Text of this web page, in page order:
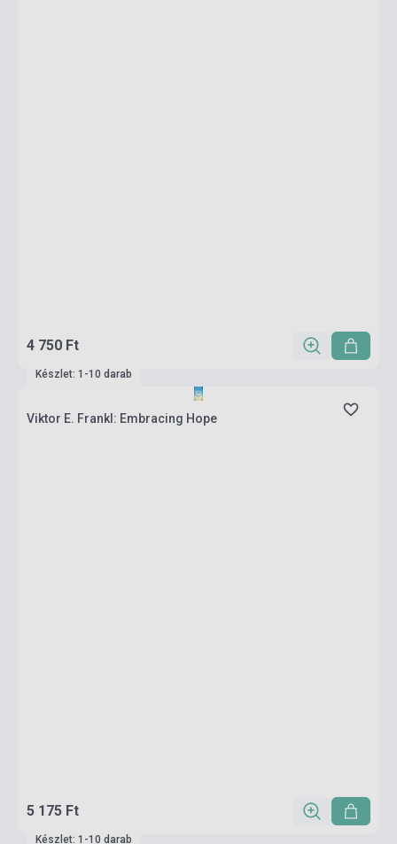
4 750 Ft
Készlet: 1-10 darab
Viktor E. Frankl: Embracing Hope
5 175 Ft
Készlet: 1-10 darab